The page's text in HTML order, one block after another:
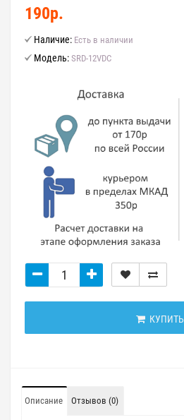
190р.
Наличие: Есть в наличии
Модель: SRD-12VDC
КУПИТЬ
Описание Отзывов (0)